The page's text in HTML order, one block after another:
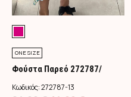
ONE SIZE
Φούστα Παρεό 272787/
Φούξια
Κωδικός:272787-13